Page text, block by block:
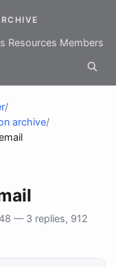
Resources Members
/
archive/
— 3 replies, 912